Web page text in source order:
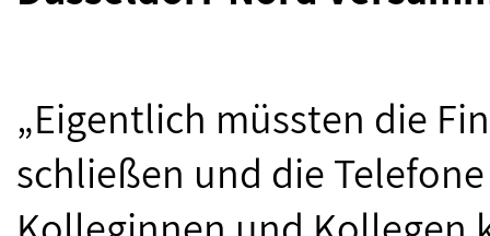
„Eigentlich müssten die
schließen und die